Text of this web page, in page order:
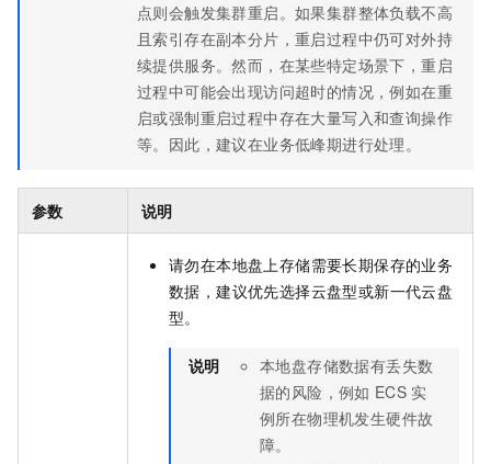
点则会触发集群重启。如果集群整体负载不高
且索引存在副本分片，重启过程中仍可对外持
续提供服务。然而，在某些特定场景下，重启
过程中可能会出现访问超时的情况，例如在重
启或强制重启过程中存在大量写入和查询操作
等。因此，建议在业务低峰期进行处理。
参数 说明
请勿在本地盘上存储需要长期保存的业务
数据，建议优先选择云盘型或新一代云盘
型。
说明
本地盘存储数据有丢失数
据的风险，例如 ECS 实
例所在物理机发生硬件故
障。